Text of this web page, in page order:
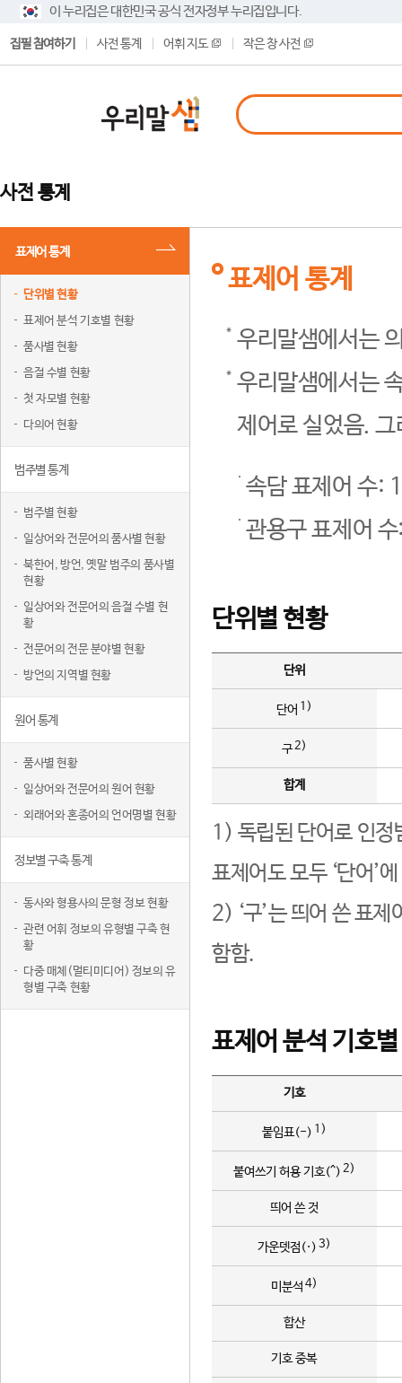
이 누리집은 대한민국 공식 전자정부 누리집입니다.
집필 참여하기 사전 통계 어휘 지도 작은 창 사전
사전 통계
표제어 통계
단위별 현황
표제어 분석 기호별 현황
품사별 현황
음절 수별 현황
첫 자모별 현황
다의어 현황
범주별 통계
범주별 현황
일상어와 전문어의 품사별 현황
북한어, 방언, 옛말 범주의 품사별
현황
일상어와 전문어의 음절 수별 현
황
전문어의 전문 분야별 현황
방언의 지역별 현황
원어 통계
품사별 현황
일상어와 전문어의 원어 현황
외래어와 혼종어의 언어명별 현황
정보별 구축 통계
동사와 형용사의 문형 정보 현황
관련 어휘 정보의 유형별 구축 현
황
다중 매체(멀티미디어) 정보의 유
형별 구축 현황
표제어 통계
우리말샘에서는
우리말샘에서는
제어로 실었음.
속담 표제어 수:
관용구 표제어
단위별 현황
단위
단어 1)
구2)
합계
1) 독립된 단어로 인정
표제어도 모두 ‘단어’
2) ‘구’는 띄어 쓴 표
함함.
표제어 분석 기호
기호
붙임표(-) 1)
붙여쓰기 허용 기호(^) 2)
띄어 쓴 것
가운뎃점(·) 3)
미분석 4)
합산
기호 중복